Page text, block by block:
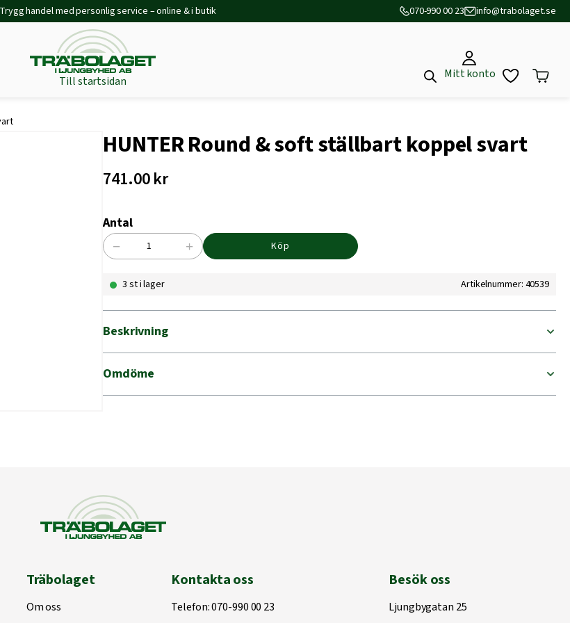
Trygg handel med personlig service – online & i butik 070-990 00 23 info@trabolaget.se
Till startsidan
Mitt konto
HUNTER Round & soft ställbart koppel svart
741.00kr
Antal
HUNTER
ställbart
koppel
svart
mängd
− + Köp
3 st i lager Artikelnummer: 40539
Beskrivning
Omdöme
Träbolaget
Om oss
Kontakta oss
Telefon:070-990 00 23
Besök oss
Ljungbygatan 25